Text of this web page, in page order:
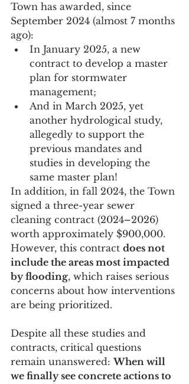
Town has awarded, since
September 2024 (almost 7 months
ago):
In January 2025, a new
contract to develop a master
plan for stormwater
management;
And in March 2025, yet
another hydrological study,
allegedly to support the
previous mandates and
studies in developing the
same master plan!
In addition, in fall 2024, the Town
signed a three-year sewer
cleaning contract (2024–2026)
worth approximately $900,000.
However, this contract does not
include the areas most impacted
by flooding, which raises serious
concerns about how interventions
are being prioritized.
Despite all these studies and
contracts, critical questions
remain unanswered: When will
we finally see concrete actions to